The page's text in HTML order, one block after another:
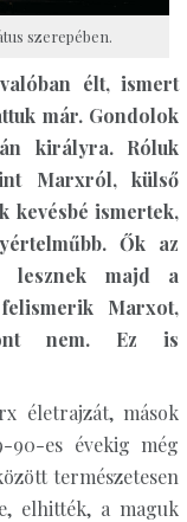
szerepében.
élt, ismert
már. Gondolok
királyra. Róluk
Marxról, külső
kevésbé ismertek,
Ők az
lesznek majd a
Marxot,
nem. Ez is
életrajzát, mások
es évekig még
természetesen
elhitték, a maguk